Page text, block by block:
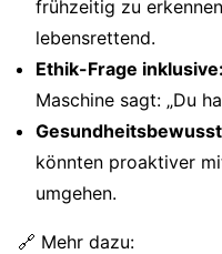
frühzeitig zu
lebensrettend.
Ethik-Frage inklusive:
Maschine sagt: „Du
könnten proaktiver
umgehen.
🔗 Mehr dazu: